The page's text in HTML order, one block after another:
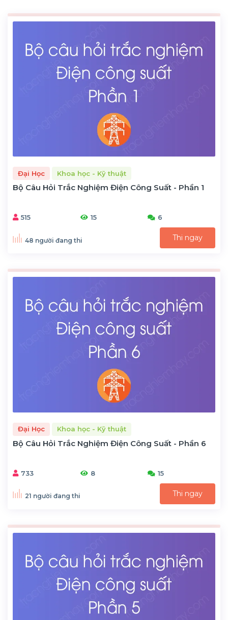
Đại Học Khoa học - Kỹ thuật
Bộ Câu Hỏi Trắc Nghiệm Điện Công Suất - Phần 1
515 15 6
48 người đang thi Thi ngay
Đại Học Khoa học - Kỹ thuật
Bộ Câu Hỏi Trắc Nghiệm Điện Công Suất - Phần 6
733 8 15
21 người đang thi Thi ngay